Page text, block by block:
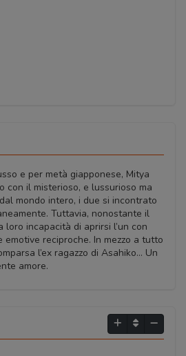
e per metà giapponese, Mitya
con il misterioso, e lussurioso ma
mondo intero, i due si incontrato
Tuttavia, nonostante il
loro incapacità di aprirsi l’un con
emotive reciproche. In mezzo a tutto
l’ex ragazzo di Asahiko… Un
amore.